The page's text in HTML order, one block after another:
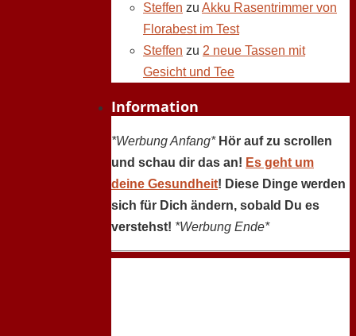
Steffen zu Akku Rasentrimmer von
Florabest im Test
Steffen zu 2 neue Tassen mit
Gesicht und Tee
Information
*Werbung Anfang* Hör auf zu scrollen
und schau dir das an! Es geht um
deine Gesundheit! Diese Dinge werden
sich für Dich ändern, sobald Du es
verstehst! *Werbung Ende*